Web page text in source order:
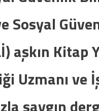
Sosyal
aşkın Kitap
Uzmanı
saygın